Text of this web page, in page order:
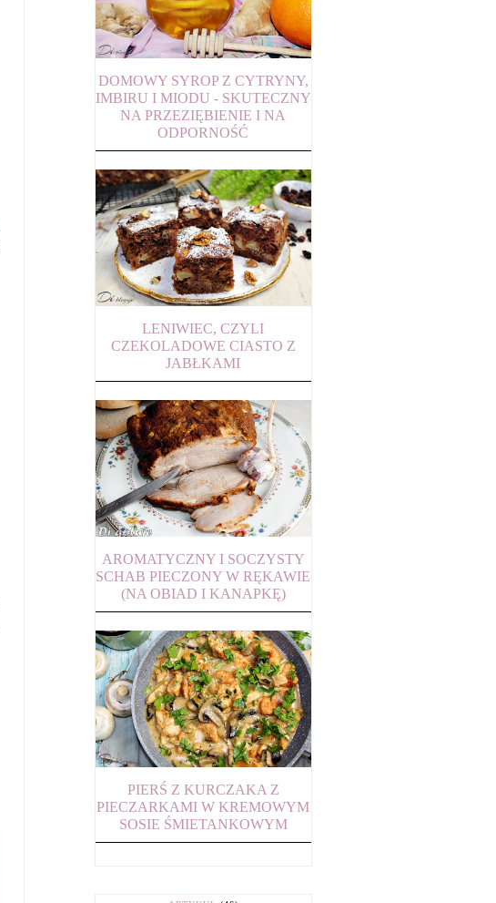
DOMOWY SYROP Z CYTRYNY,
IMBIRU I MIODU - SKUTECZNY
NA PRZEZIĘBIENIE I NA
ODPORNOŚĆ
LENIWIEC, CZYLI
CZEKOLADOWE CIASTO Z
JABŁKAMI
AROMATYCZNY I SOCZYSTY
SCHAB PIECZONY W RĘKAWIE
(NA OBIAD I KANAPKĘ)
PIERŚ Z KURCZAKA Z
PIECZARKAMI W KREMOWYM
SOSIE ŚMIETANKOWYM